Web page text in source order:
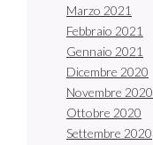
Marzo 2021
Febbraio 2021
Gennaio 2021
Dicembre 2020
Novembre 2020
Ottobre 2020
Settembre 2020